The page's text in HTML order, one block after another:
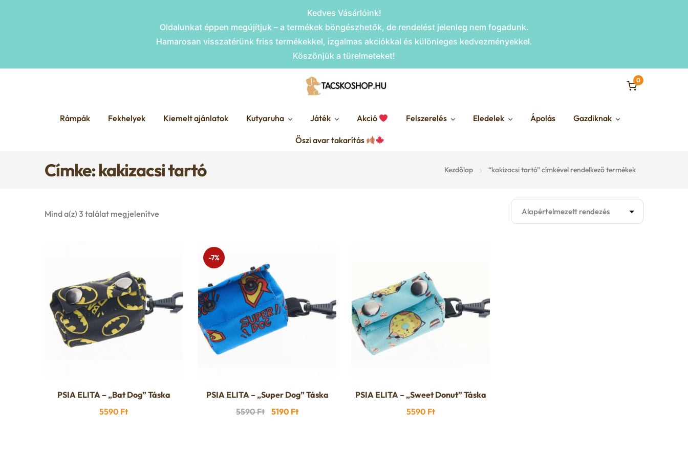
Kedves Vásárlóink!
Oldalunkat éppen megújítjuk – a termékek böngészhetők, de rendelést jelenleg nem fogadunk.
Hamarosan visszatérünk friss termékekkel, izgalmas akciókkal és különleges kedvezményekkel.
Köszönjük a türelmeteket!
navigation
content
0
Rámpák Fekhelyek Kiemelt ajánlatok Kutyaruha Játék Akció Felszerelés Eledelek Ápolás Gazdiknak
Őszi avar takarítás
Címke: kakizacsi tartó Kezdőlap “kakizacsi tartó” címkével rendelkező termékek
Mind a(z) 3 találat megjelenítve
PSIA ELITA – „Bat Dog” Táska
5590 Ft
-7%
PSIA ELITA – „Super Dog” Táska
5590Ft Original
5190 FtCurrent
PSIA ELITA – „Sweet Donut” Táska
5590 Ft